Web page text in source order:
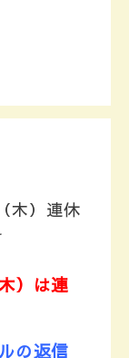
木）連休
）は連
の返信